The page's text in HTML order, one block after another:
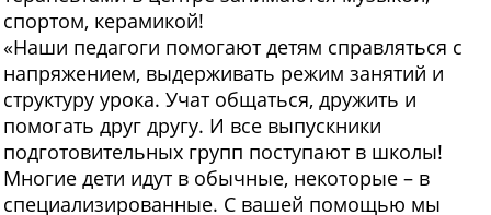
спортом, керамикой!
«Наши педагоги помогают детям справляться с
напряжением, выдерживать режим занятий и
структуру урока. Учат общаться, дружить и
помогать друг другу. И все выпускники
подготовительных групп поступают в школы!
Многие дети идут в обычные, некоторые – в
специализированные. С вашей помощью мы